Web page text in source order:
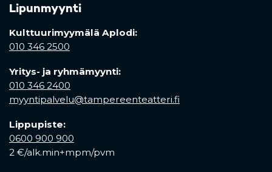
Lipunmyynti
Kulttuurimyymälä Aplodi:
010 346 2500
Yritys- ja ryhmämyynti:
010 346 2400
myyntipalvelu@tampereenteatteri.fi
Lippupiste:
0600 900 900
2 €/alk.min+mpm/pvm